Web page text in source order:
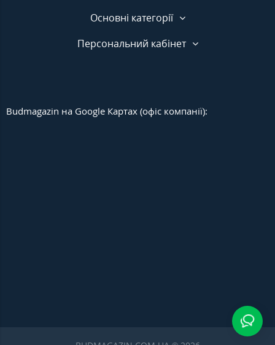
Основні категорії
Персональний кабінет
Budmagazin на Google Картах (офіс компанії):